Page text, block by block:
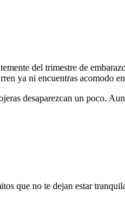
del trimestre de
ya ni encuentras acomodo
desaparezcan un poco.
que no te dejan estar